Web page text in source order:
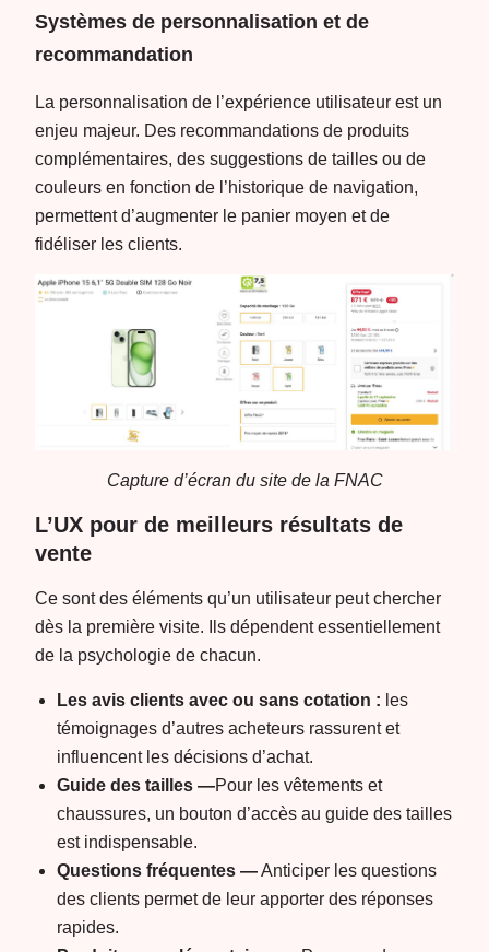
Systèmes de personnalisation et de
recommandation
La personnalisation de l’expérience utilisateur est un
enjeu majeur. Des recommandations de produits
complémentaires, des suggestions de tailles ou de
couleurs en fonction de l’historique de navigation,
permettent d’augmenter le panier moyen et de
fidéliser les clients.
Capture d’écran du site de la FNAC
L’UX pour de meilleurs résultats de
vente
Ce sont des éléments qu’un utilisateur peut chercher
dès la première visite. Ils dépendent essentiellement
de la psychologie de chacun.
Les avis clients avec ou sans cotation : les
témoignages d’autres acheteurs rassurent et
influencent les décisions d’achat.
Guide des tailles —Pour les vêtements et
chaussures, un bouton d’accès au guide des tailles
est indispensable.
Questions fréquentes —Anticiper les questions
des clients permet de leur apporter des réponses
rapides.